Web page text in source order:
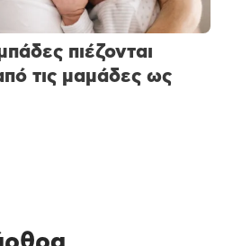
πιέζονται
τις μαμάδες ως